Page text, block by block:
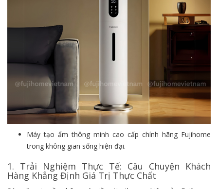
Máy tạo ẩm thông minh cao cấp chính hãng Fujihome
trong không gian sống hiện đại.
1. Trải Nghiệm Thực Tế: Câu Chuyện Khách
Hàng Khẳng Định Giá Trị Thực Chất